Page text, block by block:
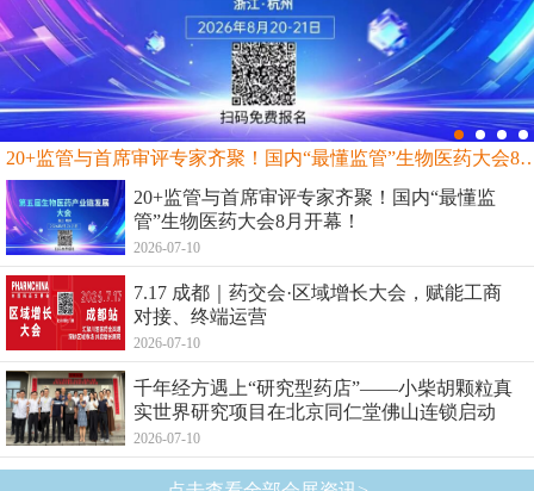
20+监管与首席审评专家齐聚！国内“最
20+监管与首席审评专家齐聚！国内“最懂监
管”生物医药大会8月开幕！
2026-07-10
7.17 成都｜药交会·区域增长大会，赋能工商
对接、终端运营
2026-07-10
千年经方遇上“研究型药店”——小柴胡颗粒真
实世界研究项目在北京同仁堂佛山连锁启动
2026-07-10